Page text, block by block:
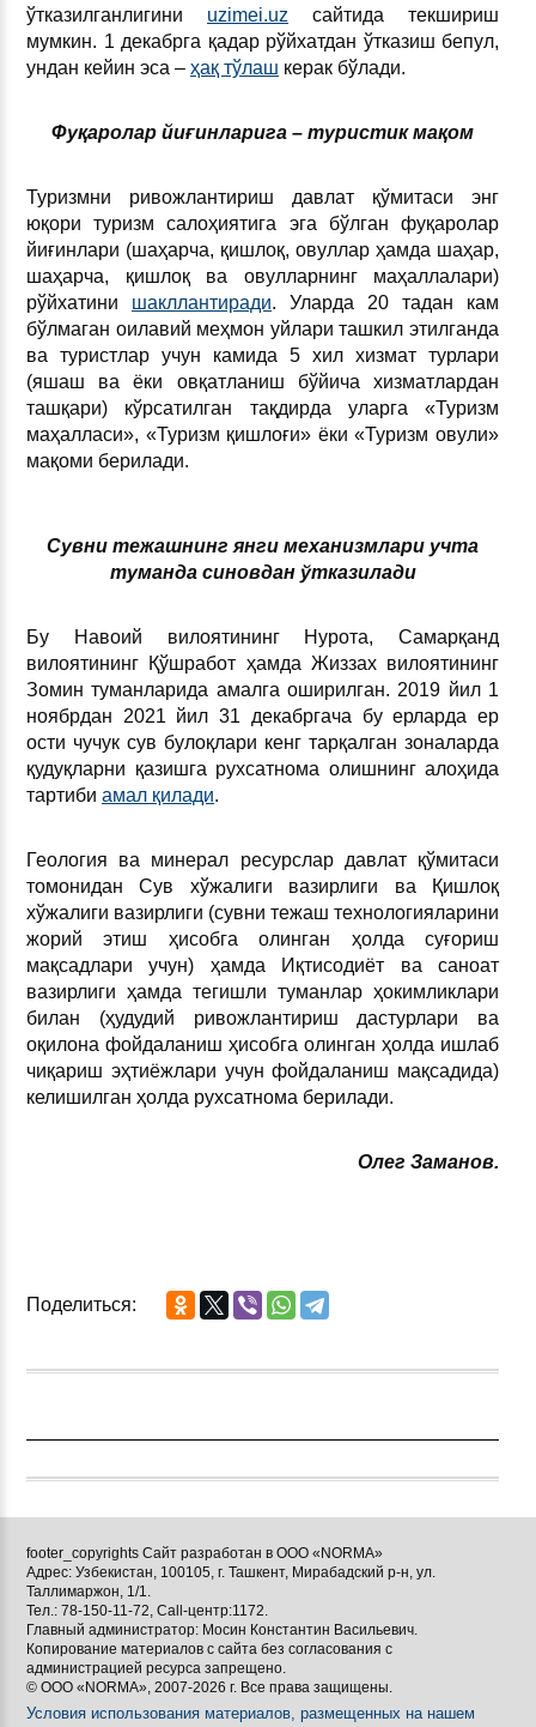
ўтказилганлигини uzimei.uz сайтида текшириш
мумкин. 1 декабрга қадар рўйхатдан ўтказиш бепул,
ундан кейин эса – ҳақ тўлаш керак бўлади.
Фуқаролар йиғинларига – туристик мақом
Туризмни ривожлантириш давлат қўмитаси энг
юқори туризм салоҳиятига эга бўлган фуқаролар
йиғинлари (шаҳарча, қишлоқ, овуллар ҳамда шаҳар,
шаҳарча, қишлоқ ва овулларнинг маҳаллалари)
рўйхатини шакллантиради. Уларда 20 тадан кам
бўлмаган оилавий меҳмон уйлари ташкил этилганда
ва туристлар учун камида 5 хил хизмат турлари
(яшаш ва ёки овқатланиш бўйича хизматлардан
ташқари) кўрсатилган тақдирда уларга «Туризм
маҳалласи», «Туризм қишлоғи» ёки «Туризм овули»
мақоми берилади.
Сувни тежашнинг янги механизмлари учта
туманда синовдан ўтказилади
Бу Навоий вилоятининг Нурота, Самарқанд
вилоятининг Қўшработ ҳамда Жиззах вилоятининг
Зомин туманларида амалга оширилган. 2019 йил 1
ноябрдан 2021 йил 31 декабргача бу ерларда ер
ости чучук сув булоқлари кенг тарқалган зоналарда
қудуқларни қазишга рухсатнома олишнинг алоҳида
тартиби амал қилади.
Геология ва минерал ресурслар давлат қўмитаси
томонидан Сув хўжалиги вазирлиги ва Қишлоқ
хўжалиги вазирлиги (сувни тежаш технологияларини
жорий этиш ҳисобга олинган ҳолда суғориш
мақсадлари учун) ҳамда Иқтисодиёт ва саноат
вазирлиги ҳамда тегишли туманлар ҳокимликлари
билан (ҳудудий ривожлантириш дастурлари ва
оқилона фойдаланиш ҳисобга олинган ҳолда ишлаб
чиқариш эҳтиёжлари учун фойдаланиш мақсадида)
келишилган ҳолда рухсатнома берилади.
Олег Заманов.
Поделиться:
footer_copyrights Сайт разработан в ООО «NORMA»
Адрес: Узбекистан, 100105, г. Ташкент, Мирабадский р-н, ул.
Таллимаржон, 1/1.
Тел.: 78-150-11-72, Call-центр:1172.
Главный администратор: Мосин Константин Васильевич.
Копирование материалов с сайта без согласования с
администрацией ресурса запрещено.
© ООО «NORMA», 2007-2026 г. Все права защищены.
Условия использования материалов, размещенных на нашем